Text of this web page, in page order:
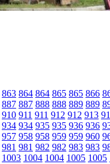
863 864 864 865 865 866
887 887 888 888 889 889
910 911 911 912 912 913
934 934 935 935 936 936
957 958 958 959 959 960
981 981 982 982 983 983
1003 1004 1004 1005 1005